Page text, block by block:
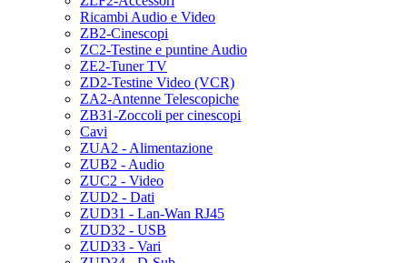
Ricambi Audio e Video
ZB2-Cinescopi
ZC2-Testine e puntine Audio
ZE2-Tuner TV
ZD2-Testine Video (VCR)
ZA2-Antenne Telescopiche
ZB31-Zoccoli per cinescopi
Cavi
ZUA2 - Alimentazione
ZUB2 - Audio
ZUC2 - Video
ZUD2 - Dati
ZUD31 - Lan-Wan RJ45
ZUD32 - USB
ZUD33 - Vari